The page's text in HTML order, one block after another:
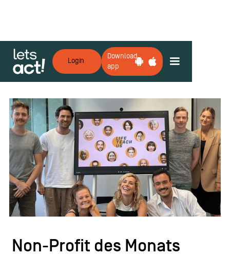
Login
Download
app
Zurück
Non-Profit des Monats